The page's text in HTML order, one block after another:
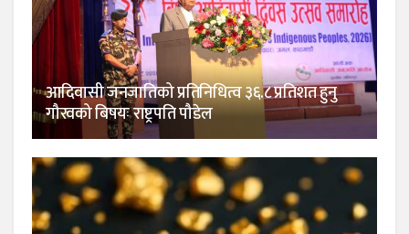
आदिवासी जनजातिको प्रतिनिधित्व ३६.८ प्रतिशत हुनु
गौरवको बिषयः राष्ट्रपति पौडेल